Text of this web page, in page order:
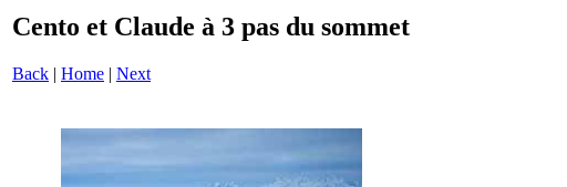
Cento et Claude à 3 pas du sommet
Back | Home | Next